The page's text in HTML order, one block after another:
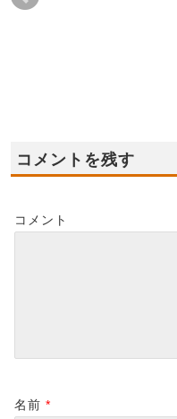
2023年9月2日(土),3日
コメントを残す
コメント
名前 *